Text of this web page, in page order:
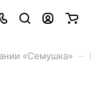
«Семушка» –